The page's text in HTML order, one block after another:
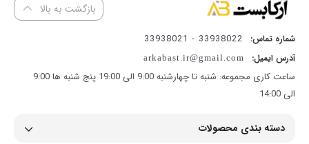
بازگشت به بالا
شماره تماس: 33938022 - 33938021
آدرس ایمیل: arkabast.ir@gmail.com
ساعت کاری مجموعه: شنبه تا چهارشنبه 9:00 الی 19:00 پنج شنبه ها 9:00
الی 14:00
دسته بندی محصولات